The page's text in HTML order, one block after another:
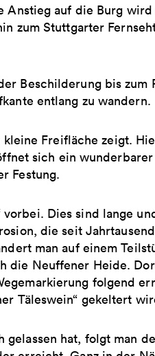
auf die Burg
zum Stuttgarter
Beschilderung bis zum
entlang zu wandern.
Freifläche zeigt.
sich ein
Festung.
vorbei. Dies sind lange
die seit
man auf einem
die Neuffener Heide.
folgend
Täleswein“ gekeltert
hat, folgt man